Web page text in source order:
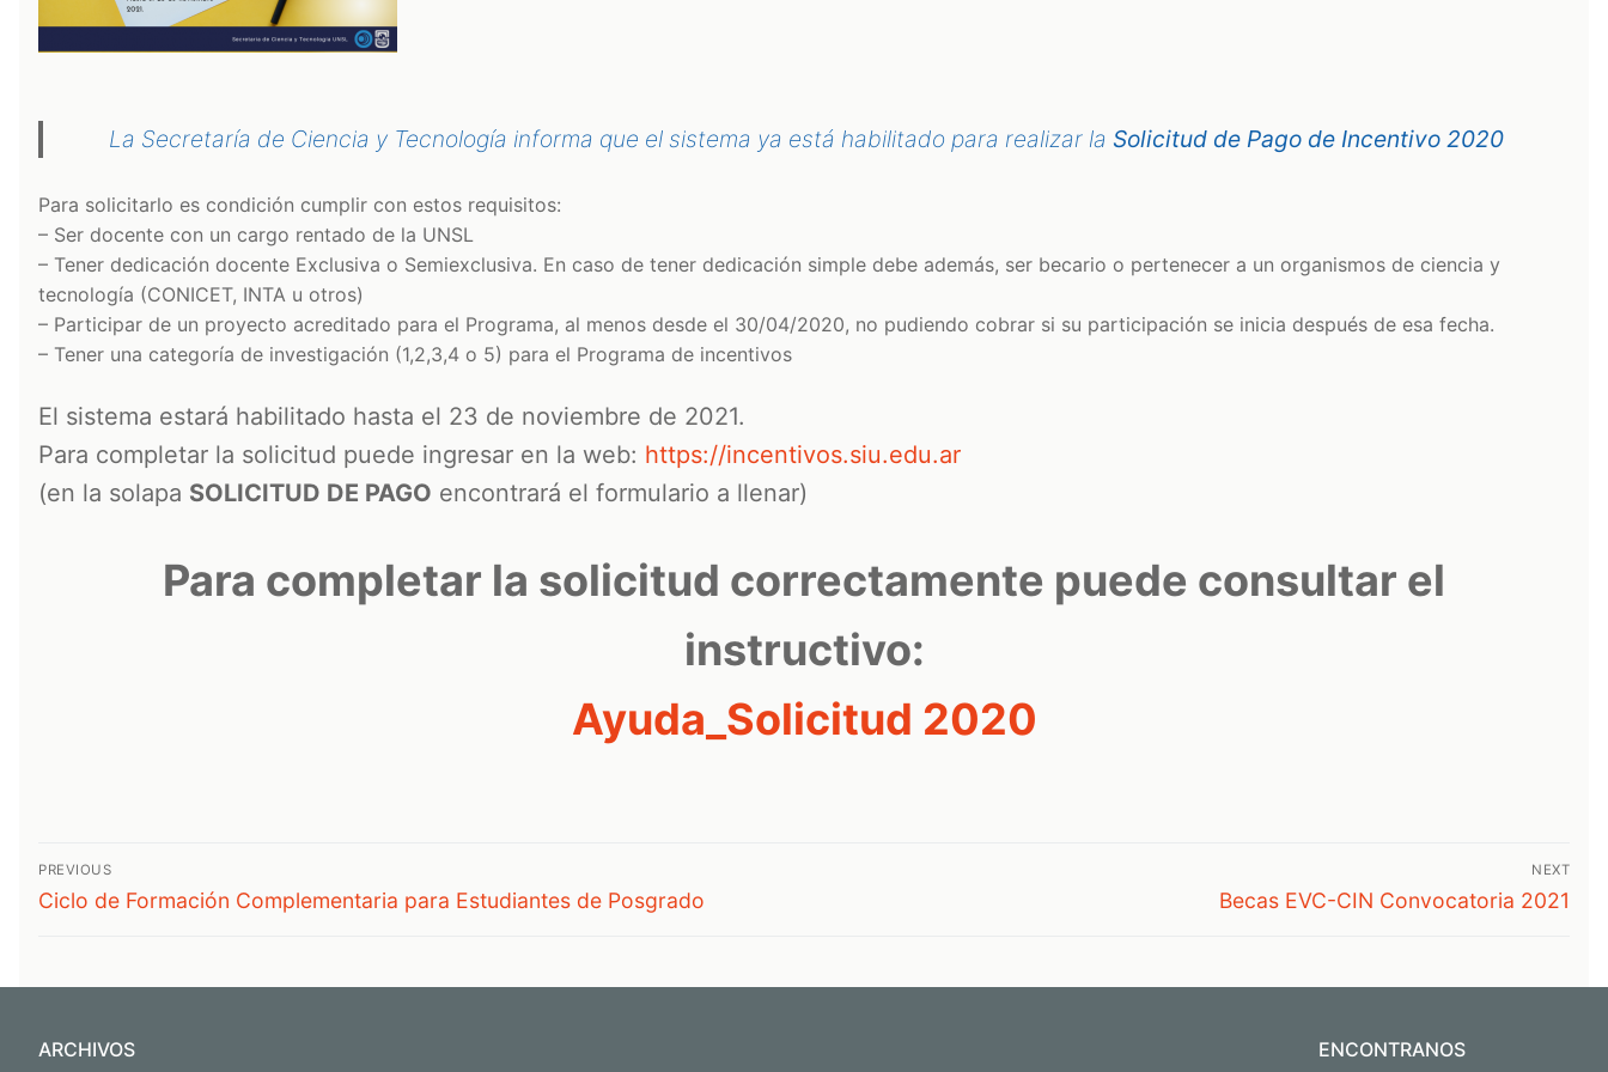
La Secretaría de Ciencia y Tecnología informa que el sistema ya está habilitado para realizar la Solicitud de Pago de Incentivo 2020
Para solicitarlo es condición cumplir con estos requisitos:
– Ser docente con un cargo rentado de la UNSL
– Tener dedicación docente Exclusiva o Semiexclusiva. En caso de tener dedicación simple debe además, ser becario o pertenecer a un organismos de ciencia y
tecnología (CONICET, INTA u otros)
– Participar de un proyecto acreditado para el Programa, al menos desde el 30/04/2020, no pudiendo cobrar si su participación se inicia después de esa fecha.
– Tener una categoría de investigación (1,2,3,4 o 5) para el Programa de incentivos
El sistema estará habilitado hasta el 23 de noviembre de 2021.
Para completar la solicitud puede ingresar en la web: https://incentivos.siu.edu.ar
(en la solapa SOLICITUD DE PAGO encontrará el formulario a llenar)
Para completar la solicitud correctamente puede consultar el
instructivo:
Ayuda_Solicitud 2020
Navegación
de
PREVIOUS
Previous
Ciclo de Formación Complementaria para Estudiantes de Posgrado
NEXT
Next
Becas EVC-CIN Convocatoria 2021
ARCHIVOS ENCONTRANOS